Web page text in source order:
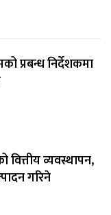
प्रबन्ध निर्देशकमा
व्यवस्थापन,
गरिने